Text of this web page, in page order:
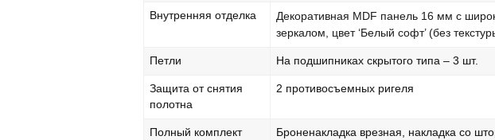
Внутренняя отделка
Декоративная MDF панель 16 мм с
зеркалом, цвет ‘Белый софт’ (без
Петли На подшипниках скрытого типа – 3 шт.
Защита от снятия
полотна
2 противосъемных ригеля
Полный комплект
Броненакладка врезная, накладка со